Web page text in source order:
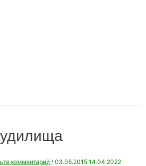
комментарий / 03.08.2015 14.04.2022